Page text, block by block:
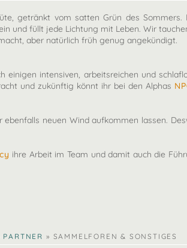
getränkt vom satten Grün des
und füllt jede Lichtung mit Leben. Wir
aber natürlich früh genug angekündigt.
einigen intensiven, arbeitsreichen und
und zukünftig könnt ihr bei den Alphas
neuen Wind aufkommen lassen.
ihre Arbeit im Team und damit auch die
PARTNER » SAMMELFOREN & SONSTIGES